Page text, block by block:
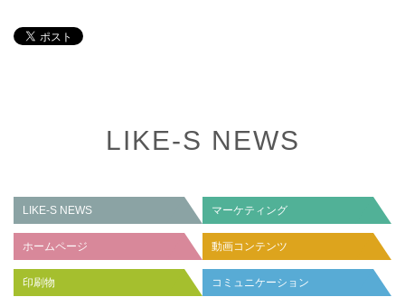
LIKE-S NEWS
LIKE-S NEWS マーケティング
ホームページ 動画コンテンツ
印刷物 コミュニケーション